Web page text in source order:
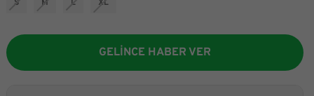
S M L XL
GELİNCE HABER VER